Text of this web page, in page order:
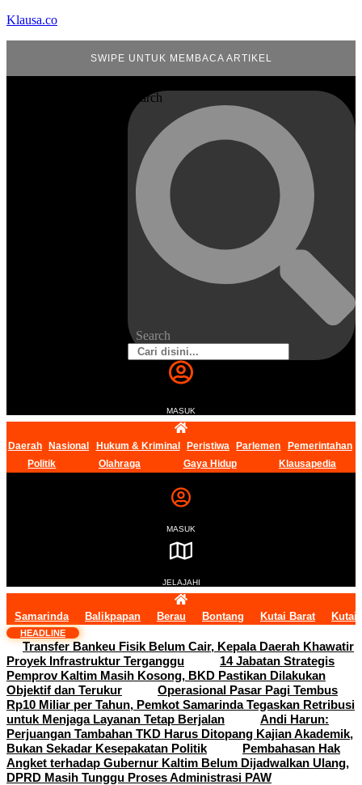
Klausa.co
SWIPE UNTUK MEMBACA ARTIKEL
Search
Search
MASUK
Daerah Nasional Hukum & Kriminal Peristiwa Parlemen
Pemerintahan
Politik
Olahraga Gaya Hidup Klausapedia
MASUK
JELAJAHI
Samarinda Balikpapan Berau Bontang Kutai Barat Kutai
HEADLINE
Transfer Bankeu Fisik Belum Cair, Kepala Daerah Khawatir
Proyek Infrastruktur Terganggu
14 Jabatan Strategis
Pemprov Kaltim Masih Kosong, BKD Pastikan Dilakukan
Objektif dan Terukur
Operasional Pasar Pagi Tembus
Rp10 Miliar per Tahun, Pemkot Samarinda Tegaskan Retribusi
untuk Menjaga Layanan Tetap Berjalan
Andi Harun:
Perjuangan Tambahan TKD Harus Ditopang Kajian Akademik,
Bukan Sekadar Kesepakatan Politik
Pembahasan Hak
Angket terhadap Gubernur Kaltim Belum Dijadwalkan Ulang,
DPRD Masih Tunggu Proses Administrasi PAW